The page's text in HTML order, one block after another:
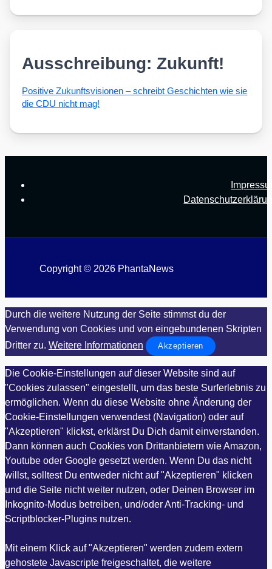
Ausschreibung: Zukunft!
Posi­ti­ve Zukunfts­vi­sio­nen – schreibt Geschich­ten wie sie
die CDU nicht mag!
Copyright © 2026 PhantaNews
Durch die weitere Nutzung der Seite stimmst du der
Verwendung von Cookies und von eingebundenen Skripten
Dritter zu. Weitere Informationen Akzeptieren
Die Cookie-Einstellungen auf dieser Website sind auf
"Cookies zulassen" eingestellt, um das beste Surferlebnis zu
ermöglichen. Wenn du diese Website ohne Änderung der
Cookie-Einstellungen verwendest (Navigation) oder auf
"Akzeptieren" klickst, erklärst Du Dich damit einverstanden.
Dann können auch Cookies von Drittanbietern wie Amazon,
Youtube oder Google gesetzt werden. Wenn Du das nicht
willst, solltest Du entweder nicht auf "Akzeptieren" klicken
und die Seite nicht weiter nutzen, oder Deinen Browser im
Inkognito-Modus betreiben, und/oder Anti-Tracking- und
Scriptblocker-Plugins nutzen.
Mit einem Klick auf "Akzeptieren" werden zudem extern
gehostete Javascripte freigeschaltet, die weitere